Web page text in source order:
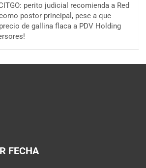
perito judicial recomienda a Red
postor principal, pese a que
de gallina flaca a PDV Holding
FECHA